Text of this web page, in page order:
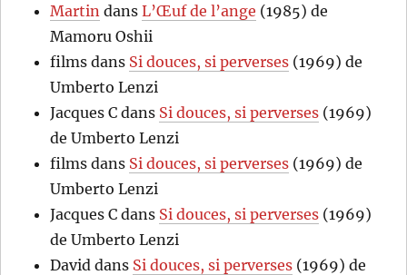
Martin dansL’Œuf de l’ange (1985) de
Mamoru Oshii
films dans Si douces, si perverses (1969) de
Umberto Lenzi
Jacques C dans Si douces, si perverses (1969)
de Umberto Lenzi
films dans Si douces, si perverses (1969) de
Umberto Lenzi
Jacques C dans Si douces, si perverses (1969)
de Umberto Lenzi
David dans Si douces, si perverses (1969) de